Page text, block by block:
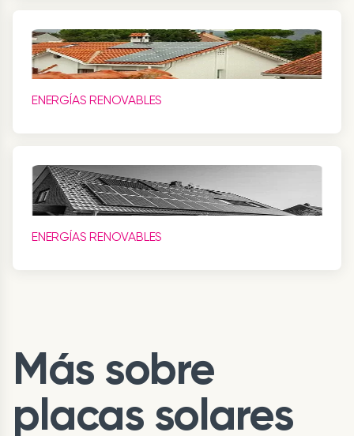
ENERGÍAS RENOVABLES
ENERGÍAS RENOVABLES
Más sobre
placas solares